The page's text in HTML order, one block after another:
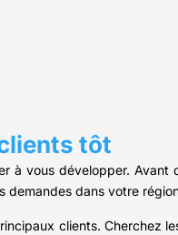
tôt
à vous développer.
demandes dans votre
clients. Cherchez